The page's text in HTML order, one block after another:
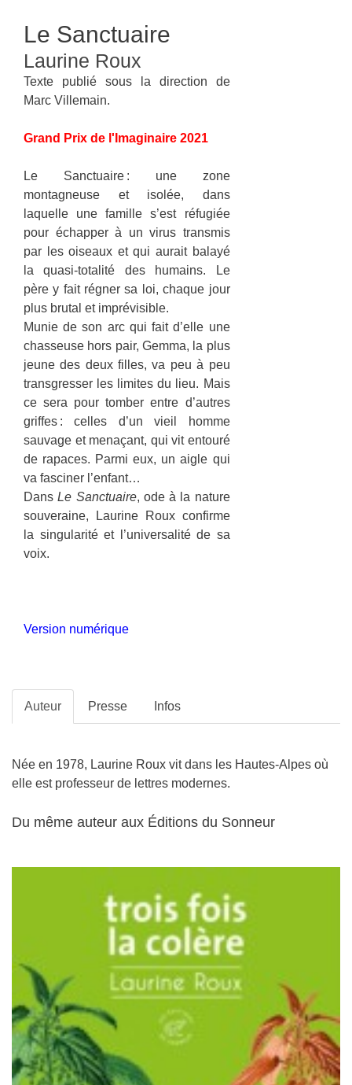
Le Sanctuaire
Laurine Roux
Texte publié sous la direction de
Marc Villemain.
Grand Prix de l'Imaginaire 2021
Le Sanctuaire : une zone
montagneuse et isolée, dans
laquelle une famille s’est réfugiée
pour échapper à un virus transmis
par les oiseaux et qui aurait balayé
la quasi-totalité des humains. Le
père y fait régner sa loi, chaque jour
plus brutal et imprévisible.
Munie de son arc qui fait d’elle une
chasseuse hors pair, Gemma, la plus
jeune des deux filles, va peu à peu
transgresser les limites du lieu. Mais
ce sera pour tomber entre d’autres
griffes : celles d’un vieil homme
sauvage et menaçant, qui vit entouré
de rapaces. Parmi eux, un aigle qui
va fasciner l’enfant…
DansLe Sanctuaire, ode à la nature
souveraine, Laurine Roux confirme
la singularité et l’universalité de sa
voix.
Version numérique
Auteur Presse Infos
Née en 1978, Laurine Roux vit dans les Hautes-Alpes où
elle est professeur de lettres modernes.
Du même auteur aux Éditions du Sonneur